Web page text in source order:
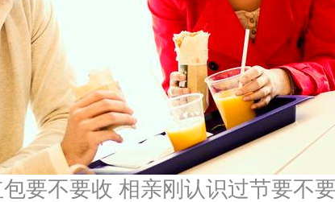
要不要收 相亲刚认识过节要不